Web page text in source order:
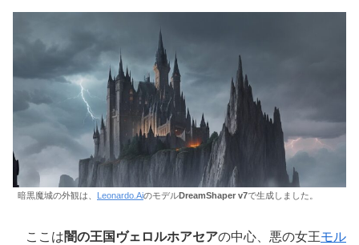
暗黒魔城の外観は、 Leonardo.AiのモデルDreamShaper v7で生成しました。
ここは闇の王国ヴェロルホアセアの中心、悪の女王モル